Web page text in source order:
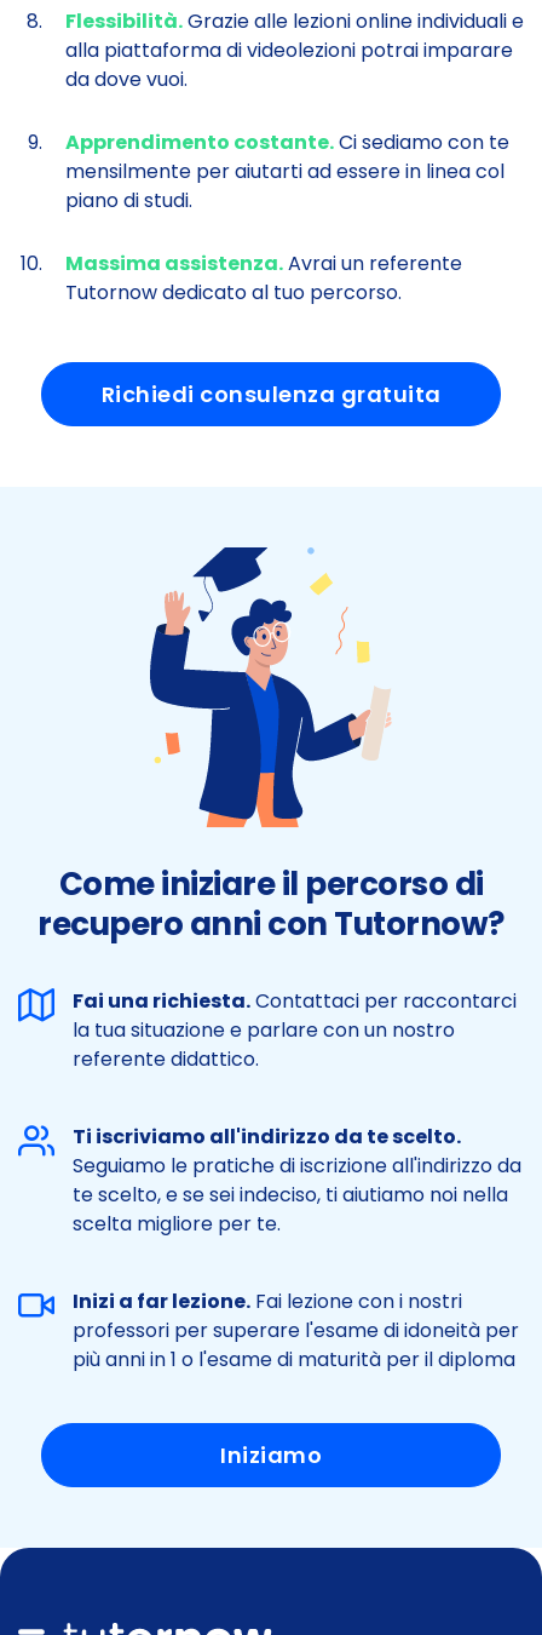
Flessibilità.Grazie alle lezioni online individuali e
alla piattaforma di videolezioni potrai imparare
da dove vuoi.
Apprendimento costante.Ci sediamo con te
mensilmente per aiutarti ad essere in linea col
piano di studi.
Massima assistenza.Avrai un referente
Tutornow dedicato al tuo percorso.
Richiedi consulenza gratuita
Come iniziare il percorso di
recupero anni con Tutornow?
Fai una richiesta.Contattaci per raccontarci
la tua situazione e parlare con un nostro
referente didattico.
Ti iscriviamo all'indirizzo da te scelto.
Seguiamo le pratiche di iscrizione all'indirizzo da
te scelto, e se sei indeciso, ti aiutiamo noi nella
scelta migliore per te.
Inizi a far lezione. Fai lezione con i nostri
professori per superare l'esame di idoneità per
più anni in 1 o l'esame di maturità per il diploma
Iniziamo